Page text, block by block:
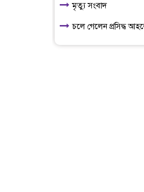
মৃত্যু সংবাদ
চলে গেলেন প্রসিদ্ধ